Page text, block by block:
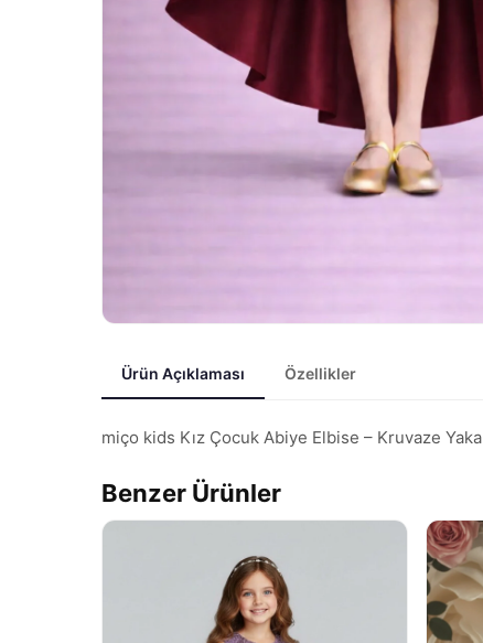
Ürün Açıklaması Özellikler
miço kids Kız Çocuk Abiye Elbise – Kruvaze
Benzer Ürünler